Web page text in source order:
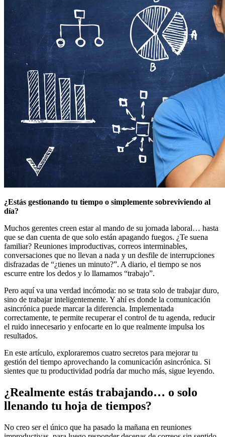
¿Estás gestionando tu tiempo o simplemente sobreviviendo al
día?
Muchos gerentes creen estar al mando de su jornada laboral… hasta
que se dan cuenta de que solo están apagando fuegos. ¿Te suena
familiar? Reuniones improductivas, correos interminables,
conversaciones que no llevan a nada y un desfile de interrupciones
disfrazadas de “¿tienes un minuto?”. A diario, el tiempo se nos
escurre entre los dedos y lo llamamos “trabajo”.
Pero aquí va una verdad incómoda: no se trata solo de trabajar duro,
sino de trabajar inteligentemente. Y ahí es donde la comunicación
asincrónica puede marcar la diferencia. Implementada
correctamente, te permite recuperar el control de tu agenda, reducir
el ruido innecesario y enfocarte en lo que realmente impulsa los
resultados.
En este artículo, exploraremos cuatro secretos para mejorar tu
gestión del tiempo aprovechando la comunicación asincrónica. Si
sientes que tu productividad podría dar mucho más, sigue leyendo.
¿Realmente estás trabajando… o solo
llenando tu hoja de tiempos?
No creo ser el único que ha pasado la mañana en reuniones